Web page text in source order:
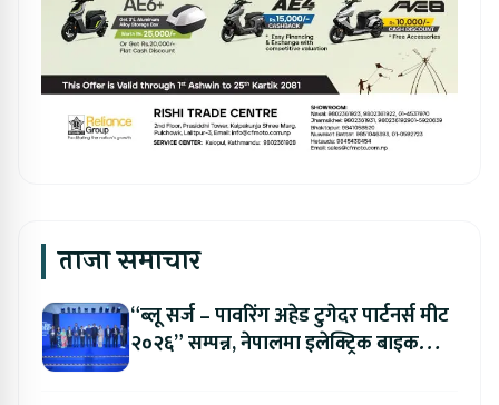
ताजा समाचार
“ब्लू सर्ज – पावरिंग अहेड टुगेदर पार्टनर्स मीट
२०२६” सम्पन्न, नेपालमा इलेक्ट्रिक बाइक